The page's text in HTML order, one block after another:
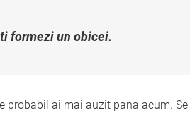
formezi un obicei.
probabil ai mai auzit pana acum.